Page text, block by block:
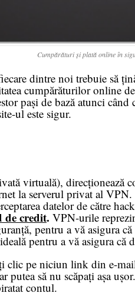
Cumpărături și plată online în
dintre noi trebuie să
cumpărăturilor online
pași de bază atunci
ul este sigur.
virtuală), direcționează
la serverul privat al
datelor de către
de credit. VPN-urile
pentru a vă asigura
pentru a vă asigura că
clic pe niciun link din e-
putea să nu scăpați așa
contul.